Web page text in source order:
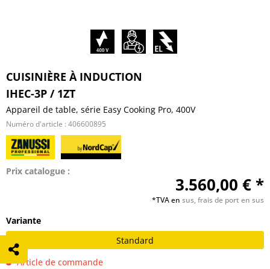
CUISINIÈRE À INDUCTION
IHEC-3P / 1ZT
Appareil de table, série Easy Cooking Pro, 400V
Numéro d'article : 406600895
Prix catalogue :
3.560,00 € *
*TVA en sus, frais de port en sus
Variante
Standard
Article de commande